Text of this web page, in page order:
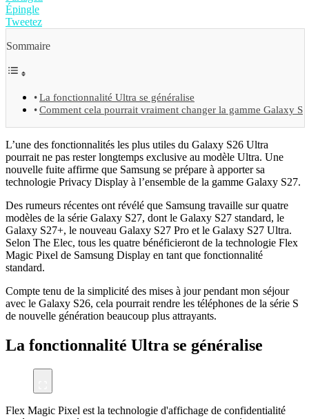
Épingle
Tweetez
Sommaire
La fonctionnalité Ultra se généralise
Comment cela pourrait vraiment changer la gamme Galaxy S
L’une des fonctionnalités les plus utiles du Galaxy S26 Ultra
pourrait ne pas rester longtemps exclusive au modèle Ultra. Une
nouvelle fuite affirme que Samsung se prépare à apporter sa
technologie Privacy Display à l’ensemble de la gamme Galaxy S27.
Des rumeurs récentes ont révélé que Samsung travaille sur quatre
modèles de la série Galaxy S27, dont le Galaxy S27 standard, le
Galaxy S27+, le nouveau Galaxy S27 Pro et le Galaxy S27 Ultra.
Selon The Elec, tous les quatre bénéficieront de la technologie Flex
Magic Pixel de Samsung Display en tant que fonctionnalité
standard.
Compte tenu de la simplicité des mises à jour pendant mon séjour
avec le Galaxy S26, cela pourrait rendre les téléphones de la série S
de nouvelle génération beaucoup plus attrayants.
La fonctionnalité Ultra se généralise
Flex Magic Pixel est la technologie d'affichage de confidentialité